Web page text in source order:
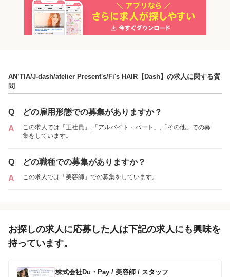
「正社員」を募集している店舗
Bi’z GIRL 清瀬店
各店舗の特色（詳しい給与、一緒に働くスタッフ、サービスメニュー、客層
件の店舗
AN’TIA/J-dash/atelier Present's/Fi's HAIR【Dash】の求人に関する質
問
Q
どの雇用形態での募集がありますか？
A
この求人では「正社員」,「アルバイト・パート」,「その他」での募
集をしています。
Q
どの職種での募集がありますか？
A
この求人では「美容師」での募集をしています。
お探しの求人に応募した人は下記の求人にも興味を
持っています。
株式会社Du・Pay / 美容師 / スタッフ